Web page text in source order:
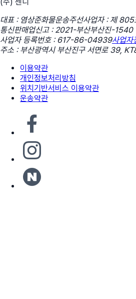
(주) 센디
대표 : 염상준화물운송주선사업자 : 제 805
통신판매업신고 : 2021-부산부산진-1540
사업자 등록번호 : 617-86-04939사업자
주소 : 부산광역시 부산진구 서면로 39,
이용약관
개인정보처리방침
위치기반서비스 이용약관
운송약관